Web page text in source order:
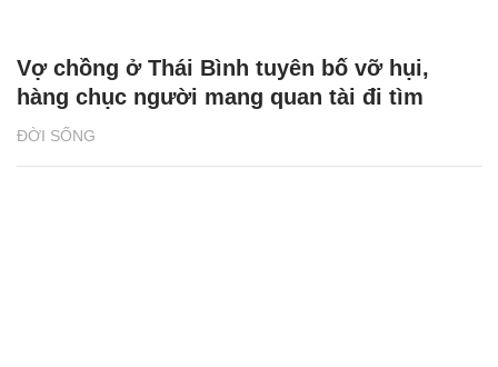
ĐỜI SỐNG
Vợ chồng ở Thái Bình tuyên bố vỡ hụi,
hàng chục người mang quan tài đi tìm